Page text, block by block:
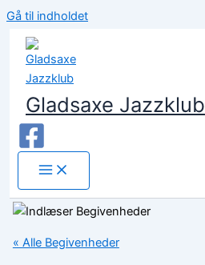
Gå til indholdet
Gladsaxe Jazzklub
« Alle Begivenheder